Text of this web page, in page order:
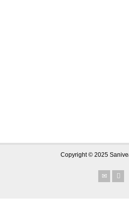
Copyright © 2025